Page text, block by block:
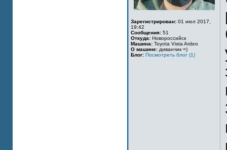
Зарегистрирован: 01 июл 2017,
19:42
Сообщения: 51
Откуда: Новороссийск
Машина: Toyota Vista Ardeo
О машине: диванчик =)
Блог: Посмотреть блог (1)